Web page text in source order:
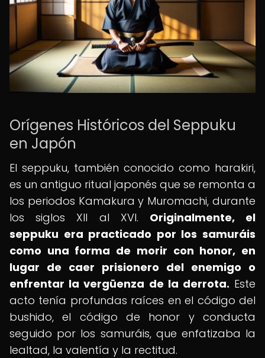
Orígenes Históricos del Seppuku
en Japón
El seppuku, también conocido como harakiri,
es un antiguo ritual japonés que se remonta a
los periodos Kamakura y Muromachi, durante
los siglos XII al XVI. Originalmente, el
seppuku era practicado por los samuráis
como una forma de morir con honor, en
lugar de caer prisionero del enemigo o
enfrentar la vergüenza de la derrota. Este
acto tenía profundas raíces en el código del
bushido, el código de honor y conducta
seguido por los samuráis, que enfatizaba la
lealtad, la valentía y la rectitud.